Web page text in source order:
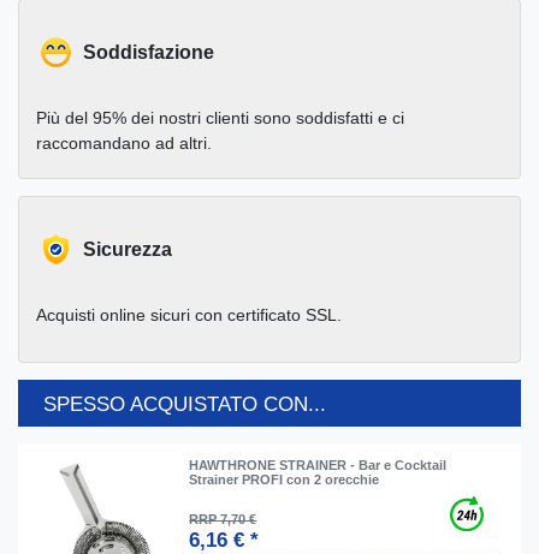
Soddisfazione
Più del 95% dei nostri clienti sono soddisfatti e ci
raccomandano ad altri.
Sicurezza
Acquisti online sicuri con certificato SSL.
SPESSO ACQUISTATO CON...
HAWTHRONE STRAINER - Bar e Cocktail
Strainer PROFI con 2 orecchie
RRP 7,70 €
6,16 € *